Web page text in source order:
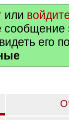
или
сообщение
его